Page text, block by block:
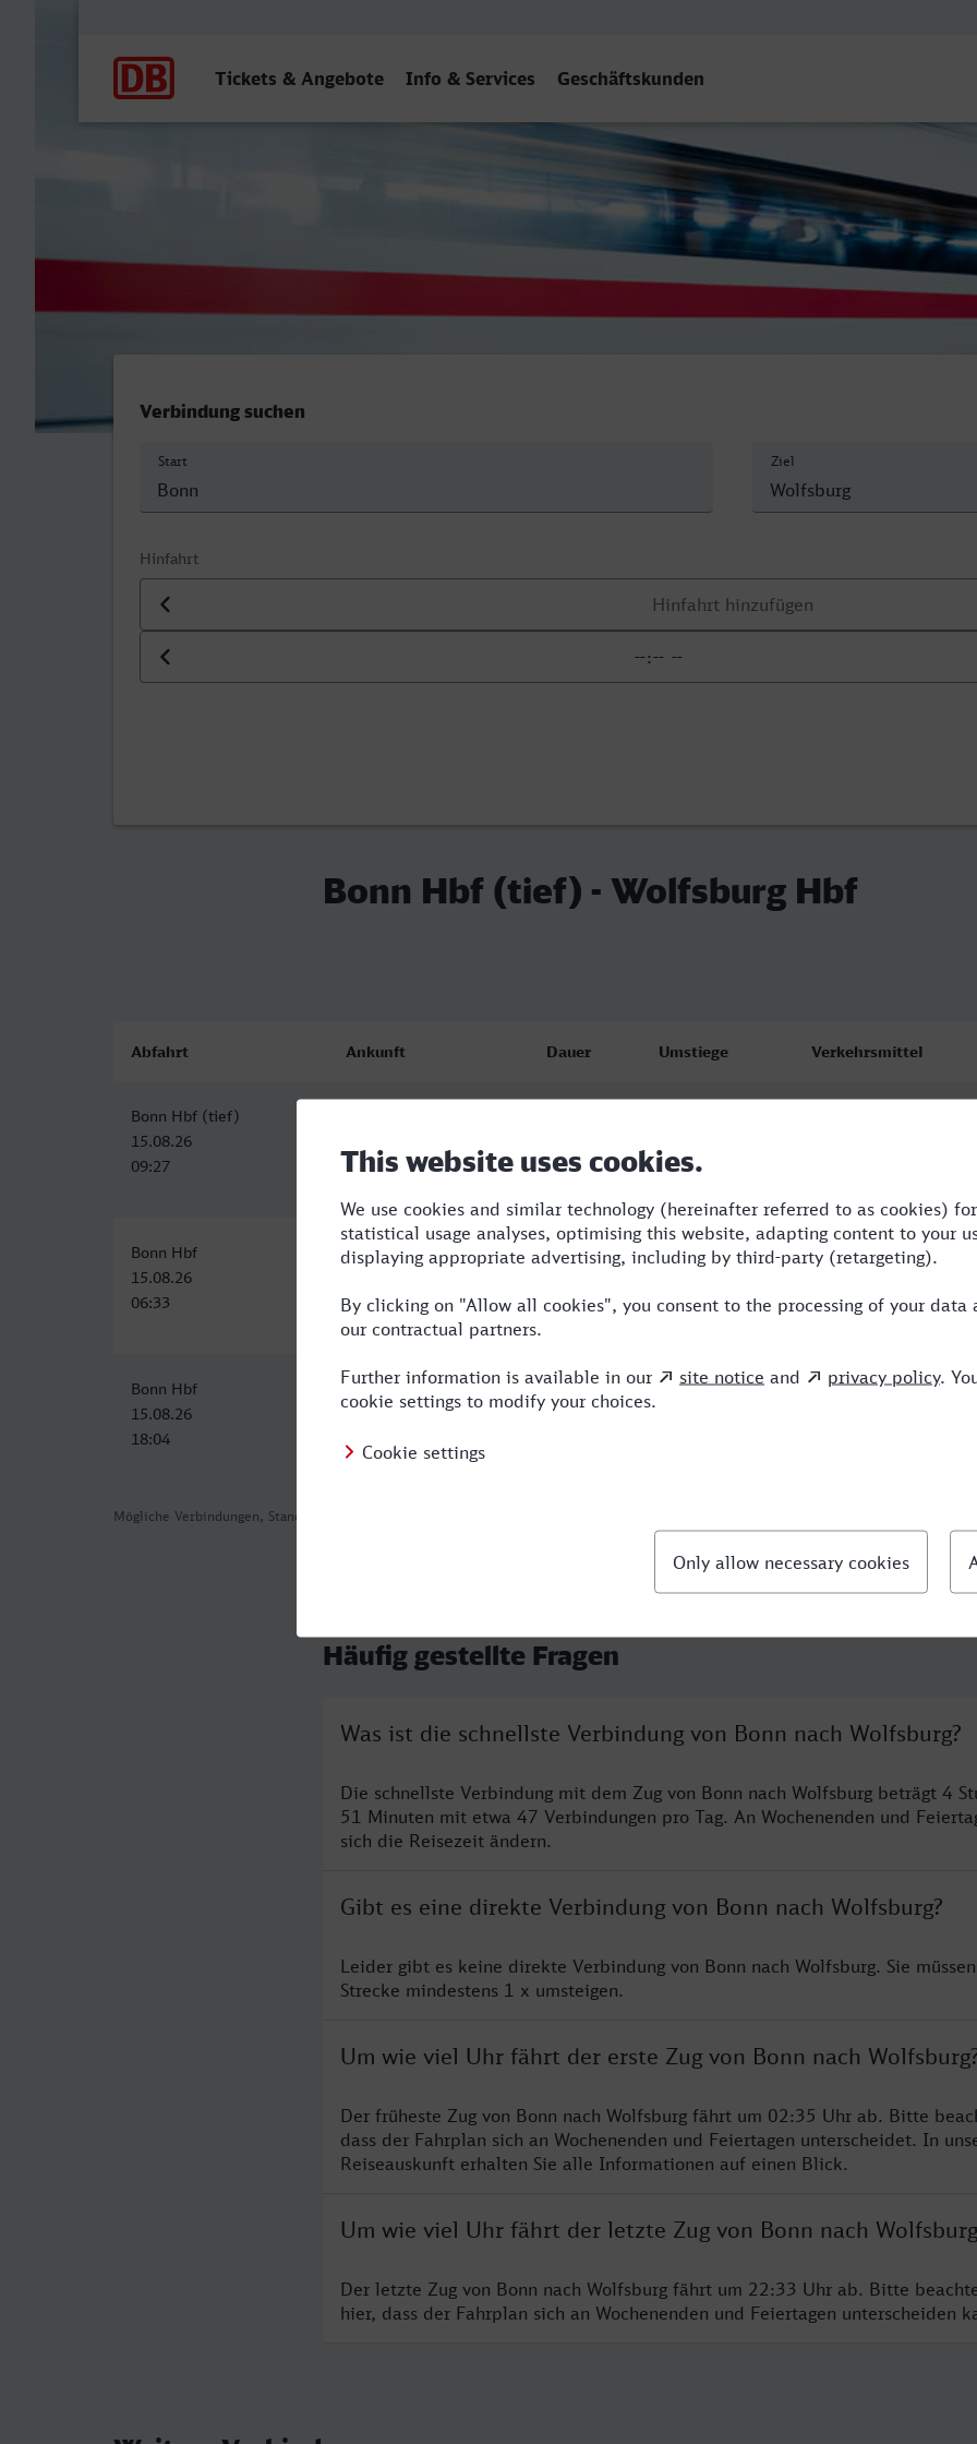
Tickets & Angebote Info & Services Geschäftskunden
Bonn Hbf (tief) - Wolfsburg Hbf
Verbindung suchen
Start Ziel
Hinfahrt
Datum der Hinfahrt
Uhrzeit der Hinfahrt
Bonn Hbf (tief) - Wolfsburg Hbf
Mögliche Verbindungen, Stand: 2026-08-01 01:11
Abfahrt Ankunft Dauer Umstiege Verkehrsmittel
Bonn Hbf (tief)
15.08.26
09:27
14:18
Bonn Hbf
15.08.26
06:33
Wolfsburg Hbf
12:02
5:29 1 ICE,TR
Bonn Hbf
15.08.26
18:04
Wolfsburg Hbf
15.08.26
4:59 1 NX,ICE
Häufig gestellte Fragen
Was ist die schnellste Verbindung von Bonn nach Wolfsburg?
Die schnellste Verbindung mit dem Zug von Bonn nach Wolfsburg beträgt 4
51 Minuten mit etwa 47 Verbindungen pro Tag. An Wochenenden und
sich die Reisezeit ändern.
Gibt es eine direkte Verbindung von Bonn nach Wolfsburg?
Leider gibt es keine direkte Verbindung von Bonn nach Wolfsburg. Sie
Strecke mindestens 1 x umsteigen.
Um wie viel Uhr fährt der erste Zug von Bonn nach
Der früheste Zug von Bonn nach Wolfsburg fährt um 02:35 Uhr ab. Bitte
dass der Fahrplan sich an Wochenenden und Feiertagen unterscheidet. In
Reiseauskunft erhalten Sie alle Informationen auf einen Blick.
Um wie viel Uhr fährt der letzte Zug von Bonn nach
Der letzte Zug von Bonn nach Wolfsburg fährt um 22:33 Uhr ab. Bitte
hier, dass der Fahrplan sich an Wochenenden und Feiertagen unterscheiden